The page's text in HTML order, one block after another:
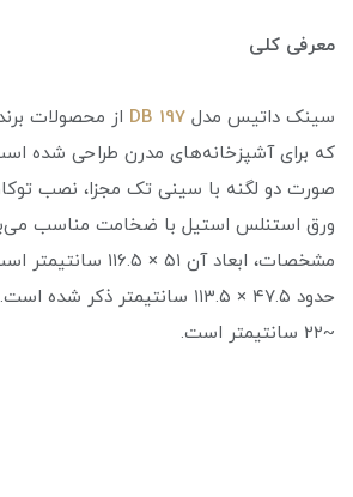
معرفی کلی
سینک داتیس مدل DB 197 از محصولات
که برای آشپزخانه‌های مدرن طراحی شده
صورت دو لگنه با سینی تک مجزا، نصب
ورق استنلس استیل با ضخامت مناسب
مشخصات، ابعاد آن ۵۱ ×
حدود ۴۷.۵ × ۱۱۳.۵ سانتیمتر
~۲۲ سانتیمتر است.